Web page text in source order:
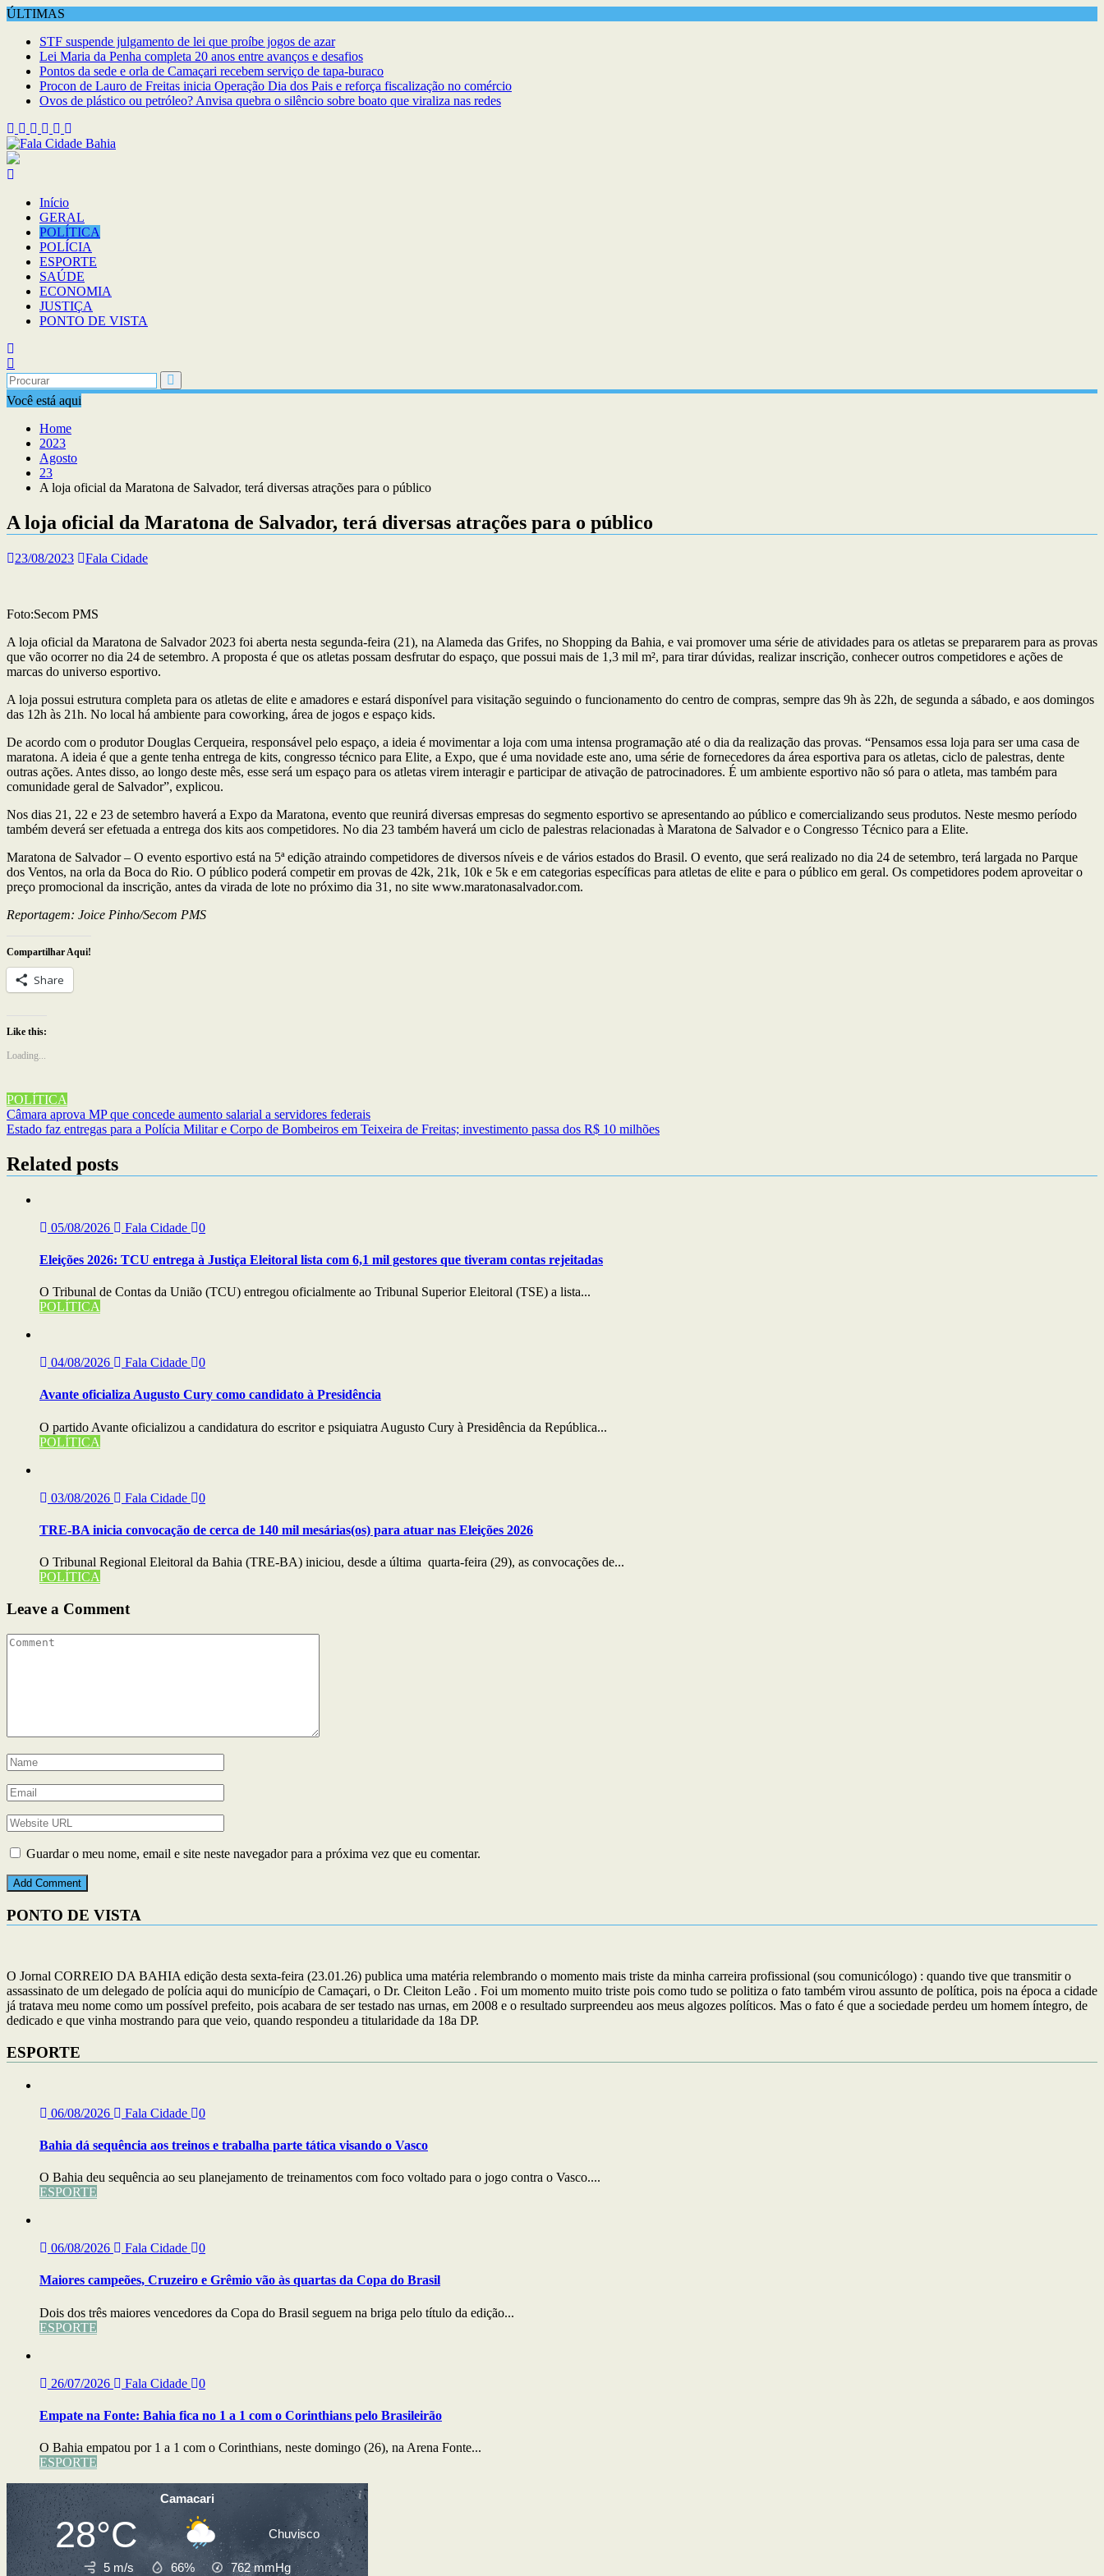
Skip
content
ÚLTIMAS
STF suspende julgamento de lei que proíbe jogos de azar
Lei Maria da Penha completa 20 anos entre avanços e desafios
Pontos da sede e orla de Camaçari recebem serviço de tapa-buraco
Procon de Lauro de Freitas inicia Operação Dia dos Pais e reforça fiscalização no comércio
Ovos de plástico ou petróleo? Anvisa quebra o silêncio sobre boato que viraliza nas redes
Início
GERAL
POLÍTICA
POLÍCIA
ESPORTE
SAÚDE
ECONOMIA
JUSTIÇA
PONTO DE VISTA
Você está aqui
Home
2023
Agosto
23
A loja oficial da Maratona de Salvador, terá diversas atrações para o público
A loja oficial da Maratona de Salvador, terá diversas atrações para o público
23/08/2023 Fala Cidade
Foto:Secom PMS
A loja oficial da Maratona de Salvador 2023 foi aberta nesta segunda-feira (21), na Alameda das Grifes, no Shopping da Bahia, e vai promover uma série de atividades para os atletas se prepararem para as provas
que vão ocorrer no dia 24 de setembro. A proposta é que os atletas possam desfrutar do espaço, que possui mais de 1,3 mil m², para tirar dúvidas, realizar inscrição, conhecer outros competidores e ações de
marcas do universo esportivo.
A loja possui estrutura completa para os atletas de elite e amadores e estará disponível para visitação seguindo o funcionamento do centro de compras, sempre das 9h às 22h, de segunda a sábado, e aos domingos
das 12h às 21h. No local há ambiente para coworking, área de jogos e espaço kids.
De acordo com o produtor Douglas Cerqueira, responsável pelo espaço, a ideia é movimentar a loja com uma intensa programação até o dia da realização das provas. “Pensamos essa loja para ser uma casa de
maratona. A ideia é que a gente tenha entrega de kits, congresso técnico para Elite, a Expo, que é uma novidade este ano, uma série de fornecedores da área esportiva para os atletas, ciclo de palestras, dente
outras ações. Antes disso, ao longo deste mês, esse será um espaço para os atletas virem interagir e participar de ativação de patrocinadores. É um ambiente esportivo não só para o atleta, mas também para
comunidade geral de Salvador”, explicou.
Nos dias 21, 22 e 23 de setembro haverá a Expo da Maratona, evento que reunirá diversas empresas do segmento esportivo se apresentando ao público e comercializando seus produtos. Neste mesmo período
também deverá ser efetuada a entrega dos kits aos competidores. No dia 23 também haverá um ciclo de palestras relacionadas à Maratona de Salvador e o Congresso Técnico para a Elite.
Maratona de Salvador – O evento esportivo está na 5ª edição atraindo competidores de diversos níveis e de vários estados do Brasil. O evento, que será realizado no dia 24 de setembro, terá largada no Parque
dos Ventos, na orla da Boca do Rio. O público poderá competir em provas de 42k, 21k, 10k e 5k e em categorias específicas para atletas de elite e para o público em geral. Os competidores podem aproveitar o
preço promocional da inscrição, antes da virada de lote no próximo dia 31, no site www.maratonasalvador.com.
Reportagem: Joice Pinho/Secom PMS
Compartilhar Aqui!
Share
Like this:
Loading...
POLÍTICA
Navegação
de
artigos
Câmara aprova MP que concede aumento salarial a servidores federais
Estado faz entregas para a Polícia Militar e Corpo de Bombeiros em Teixeira de Freitas; investimento passa dos R$ 10 milhões
Related posts
05/08/2026 Fala Cidade 0
Eleições 2026: TCU entrega à Justiça Eleitoral lista com 6,1 mil gestores que tiveram contas rejeitadas
O Tribunal de Contas da União (TCU) entregou oficialmente ao Tribunal Superior Eleitoral (TSE) a lista...
POLÍTICA
04/08/2026 Fala Cidade 0
Avante oficializa Augusto Cury como candidato à Presidência
O partido Avante oficializou a candidatura do escritor e psiquiatra Augusto Cury à Presidência da República...
POLÍTICA
03/08/2026 Fala Cidade 0
TRE-BA inicia convocação de cerca de 140 mil mesárias(os) para atuar nas Eleições 2026
O Tribunal Regional Eleitoral da Bahia (TRE-BA) iniciou, desde a última quarta-feira (29), as convocações de...
POLÍTICA
Leave a Comment
Guardar o meu nome, email e site neste navegador para a próxima vez que eu comentar.
PONTO DE VISTA
O Jornal CORREIO DA BAHIA edição desta sexta-feira (23.01.26) publica uma matéria relembrando o momento mais triste da minha carreira profissional (sou comunicólogo) : quando tive que transmitir o
assassinato de um delegado de polícia aqui do município de Camaçari, o Dr. Cleiton Leão . Foi um momento muito triste pois como tudo se politiza o fato também virou assunto de política, pois na época a cidade
já tratava meu nome como um possível prefeito, pois acabara de ser testado nas urnas, em 2008 e o resultado surpreendeu aos meus algozes políticos. Mas o fato é que a sociedade perdeu um homem íntegro, de
dedicado e que vinha mostrando para que veio, quando respondeu a titularidade da 18a DP.
ESPORTE
06/08/2026 Fala Cidade 0
Bahia dá sequência aos treinos e trabalha parte tática visando o Vasco
O Bahia deu sequência ao seu planejamento de treinamentos com foco voltado para o jogo contra o Vasco....
ESPORTE
06/08/2026 Fala Cidade 0
Maiores campeões, Cruzeiro e Grêmio vão às quartas da Copa do Brasil
Dois dos três maiores vencedores da Copa do Brasil seguem na briga pelo título da edição...
ESPORTE
26/07/2026 Fala Cidade 0
Empate na Fonte: Bahia fica no 1 a 1 com o Corinthians pelo Brasileirão
O Bahia empatou por 1 a 1 com o Corinthians, neste domingo (26), na Arena Fonte...
ESPORTE
Camacari
28°C Chuvisco
5 m/s 66% 762mmHg